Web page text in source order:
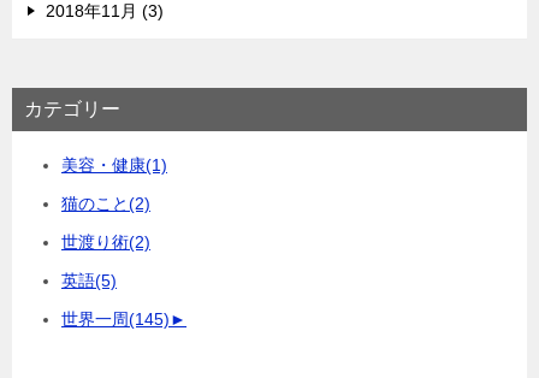
2018年11月 (3)
カテゴリー
美容・健康(1)
猫のこと(2)
世渡り術(2)
英語(5)
世界一周(145)►